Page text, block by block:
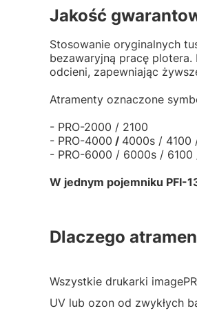
Jakość
Stosowanie oryginalnych
bezawaryjną pracę
odcieni, zapewniając
Atramenty oznaczone
- PRO-2000 / 2100
- PRO-4000 / 4000s / 4100
- PRO-6000 / 6000s / 6100
W jednym pojemniku PFI-
Dlaczego
Wszystkie drukarki
UV lub ozon od zwykłych